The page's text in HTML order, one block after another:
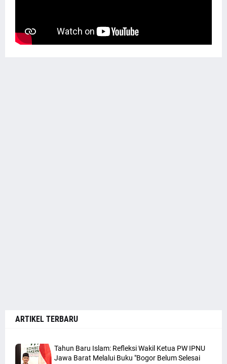
ARTIKEL TERBARU
Tahun Baru Islam: Refleksi Wakil Ketua PW IPNU
Jawa Barat Melalui Buku "Bogor Belum Selesai